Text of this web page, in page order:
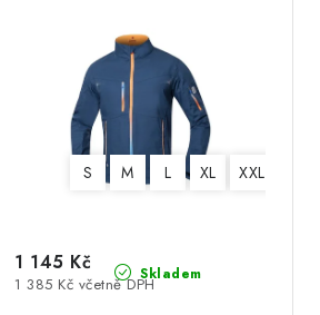
S M L XL XXL
Skladem
1 385 Kč včetně DPH
1 145 Kč